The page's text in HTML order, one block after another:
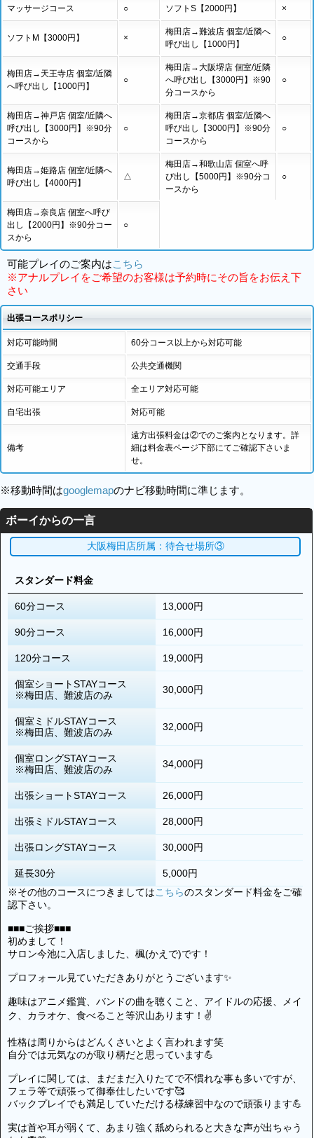
マッサージコース ○ ソフトS【2000円】 ×
ソフトM【3000円】 ×
梅田店→難波店 個室/近隣へ
呼び出し【1000円】
○
梅田店→天王寺店 個室/近隣
へ呼び出し【1000円】
○
梅田店→大阪堺店 個室/近隣
へ呼び出し【3000円】※90
分コースから
○
梅田店→神戸店 個室/近隣へ
呼び出し【3000円】※90分
コースから
○
梅田店→京都店 個室/近隣へ
呼び出し【3000円】※90分
コースから
○
梅田店→姫路店 個室/近隣へ
呼び出し【4000円】
△
梅田店→和歌山店 個室へ呼
び出し【5000円】※90分コ
ースから
○
梅田店→奈良店 個室へ呼び
出し【2000円】※90分コー
スから
○
可能プレイのご案内はこちら
※アナルプレイをご希望のお客様は予約時にその旨をお伝え下
さい
出張コースポリシー
対応可能時間 60分コース以上から対応可能
交通手段 公共交通機関
対応可能エリア 全エリア対応可能
自宅出張 対応可能
備考
遠方出張料金は②でのご案内となります。詳
細は料金表ページ下部にてご確認下さいま
せ。
※移動時間はgooglemapのナビ移動時間に準じます。
ボーイからの一言
大阪梅田店所属：待合せ場所③
スタンダード料金
60分コース 13,000円
90分コース 16,000円
120分コース 19,000円
個室ショートSTAYコース
※梅田店、難波店のみ
30,000円
個室ミドルSTAYコース
※梅田店、難波店のみ
32,000円
個室ロングSTAYコース
※梅田店、難波店のみ
34,000円
出張ショートSTAYコース 26,000円
出張ミドルSTAYコース 28,000円
出張ロングSTAYコース 30,000円
延長30分
5,000円
※その他のコースにつきましてはこちらのスタンダード料金をご確
認下さい。
■■■ご挨拶■■■
初めまして！
サロン今池に入店しました、楓(かえで)です！
プロフォール見ていただきありがとうございます✨
趣味はアニメ鑑賞、バンドの曲を聴くこと、アイドルの応援、メイ
ク、カラオケ、食べること等沢山あります！✌
性格は周りからはどんくさいとよく言われます笑
自分では元気なのが取り柄だと思っています💪
プレイに関しては、まだまだ入りたてで不慣れな事も多いですが、
フェラ等で頑張って御奉仕したいです🥰
バックプレイでも満足していただける様練習中なので頑張ります💪
実は首や耳が弱くて、あまり強く舐められると大きな声が出ちゃう